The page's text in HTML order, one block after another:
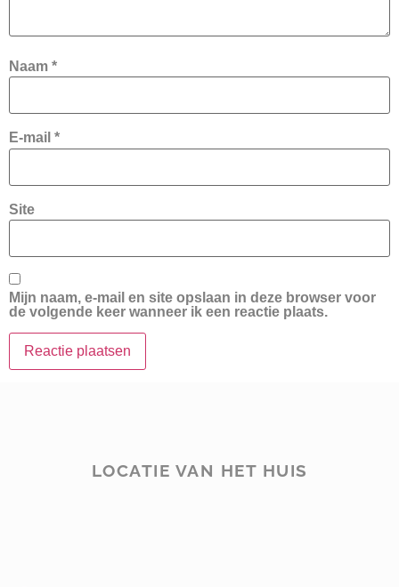
Naam *
E-mail *
Site
Mijn naam, e-mail en site opslaan in deze browser voor
de volgende keer wanneer ik een reactie plaats.
LOCATIE VAN HET HUIS